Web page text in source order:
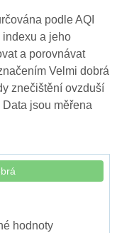
podle AQI
indexu a jeho
a porovnávat
Velmi dobrá
znečištění ovzduší
jsou měřena
hodnoty